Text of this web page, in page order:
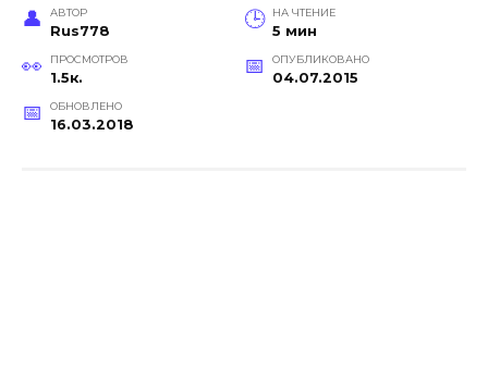
АВТОР
Rus778
НА ЧТЕНИЕ
5 мин
ПРОСМОТРОВ
1.5к.
ОПУБЛИКОВАНО
04.07.2015
ОБНОВЛЕНО
16.03.2018